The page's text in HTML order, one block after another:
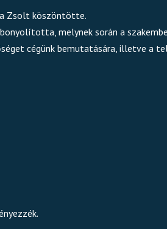
Zsolt köszöntötte.
melynek során a
cégünk bemutatására, illetve a